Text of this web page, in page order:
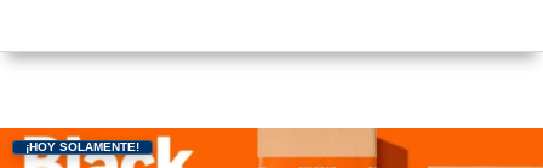
¡HOY SOLAMENTE!